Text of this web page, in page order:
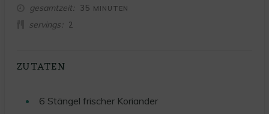
gesamtzeit 35 MINUTEN
MINUTEN
servings 2
ZUTATEN
6 Stängel frischer Koriander